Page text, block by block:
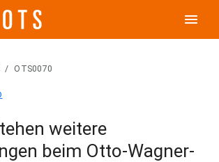
menu
/ OTS0070
weitere
beim Otto-Wagner-